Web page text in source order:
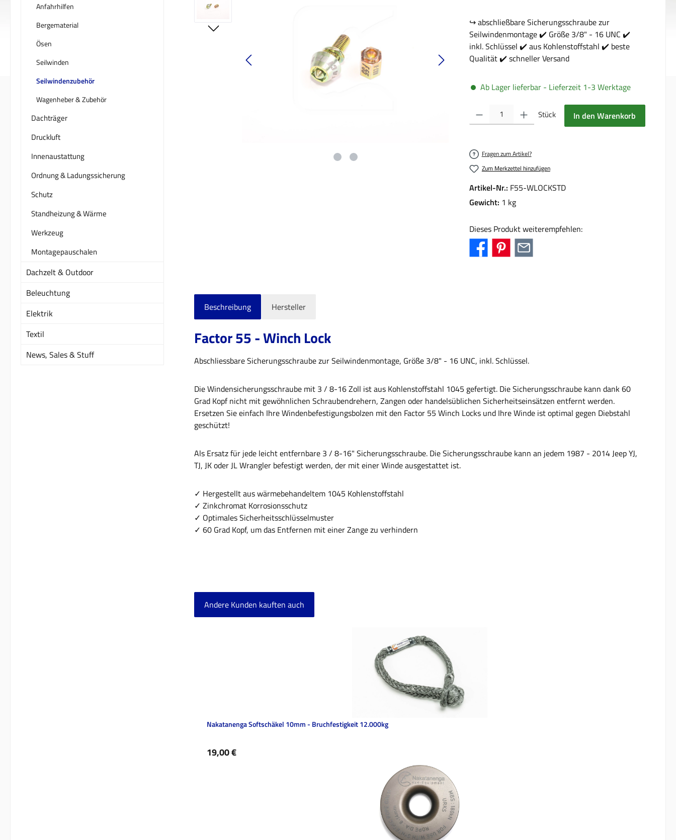
Anfahrhilfen
Bergematerial
Ösen
Seilwinden
Seilwindenzubehör
Wagenheber & Zubehör
Dachträger
Druckluft
Innenaustattung
Ordnung & Ladungssicherung
Schutz
Standheizung & Wärme
Werkzeug
Montagepauschalen
Dachzelt & Outdoor
Beleuchtung
Elektrik
Textil
News, Sales & Stuff
↪️ abschließbare Sicherungsschraube zur
Seilwindenmontage ✔️ Größe 3/8" - 16 UNC ✔️
inkl. Schlüssel ✔️ aus Kohlenstoffstahl ✔️ beste
Qualität ✔️ schneller Versand
Ab Lager lieferbar - Lieferzeit 1-3 Werktage
Produkt Anzahl: Gib den gewünschten Wert ein oder benutze die
Stück In den Warenkorb
Fragen zum Artikel?
Zum Merkzettel hinzufügen
Artikel-Nr.: F55-WLOCKSTD
Gewicht: 1 kg
Dieses Produkt weiterempfehlen:
Beschreibung Hersteller
Factor 55 - Winch Lock
Abschliessbare Sicherungsschraube zur Seilwindenmontage, Größe 3/8" - 16 UNC, inkl. Schlüssel.
Die Windensicherungsschraube mit 3 / 8-16 Zoll ist aus Kohlenstoffstahl 1045 gefertigt. Die Sicherungsschraube kann dank 60
Grad Kopf nicht mit gewöhnlichen Schraubendrehern, Zangen oder handelsüblichen Sicherheitseinsätzen entfernt werden.
Ersetzen Sie einfach Ihre Windenbefestigungsbolzen mit den Factor 55 Winch Locks und Ihre Winde ist optimal gegen Diebstahl
geschützt!
Als Ersatz für jede leicht entfernbare 3 / 8-16" Sicherungsschraube. Die Sicherungsschraube kann an jedem 1987 - 2014 Jeep YJ,
TJ, JK oder JL Wrangler befestigt werden, der mit einer Winde ausgestattet ist.
✓ Hergestellt aus wärmebehandeltem 1045 Kohlenstoffstahl
✓ Zinkchromat Korrosionsschutz
✓ Optimales Sicherheitsschlüsselmuster
✓ 60 Grad Kopf, um das Entfernen mit einer Zange zu verhindern
Andere Kunden kauften auch
Nakatanenga Softschäkel 10mm - Bruchfestigkeit 12.000kg
Regulärer Preis:
19,00 €